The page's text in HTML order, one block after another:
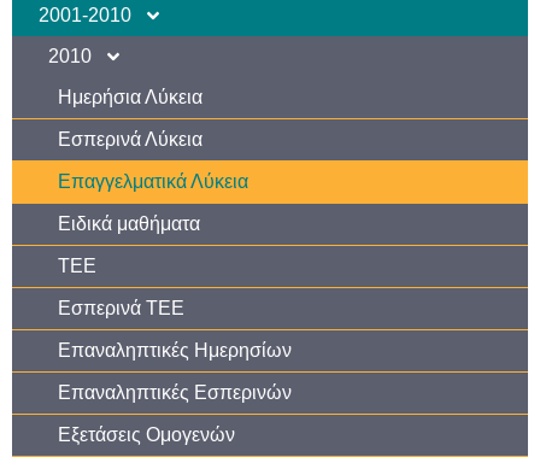
2001-2010
2010
Ημερήσια Λύκεια
Εσπερινά Λύκεια
Επαγγελματικά Λύκεια
Ειδικά μαθήματα
ΤΕΕ
Εσπερινά ΤΕΕ
Επαναληπτικές Ημερησίων
Επαναληπτικές Εσπερινών
Εξετάσεις Ομογενών